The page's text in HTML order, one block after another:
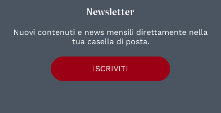
Newsletter
Nuovi contenuti e news mensili direttamente nella
tua casella di posta.
ISCRIVITI